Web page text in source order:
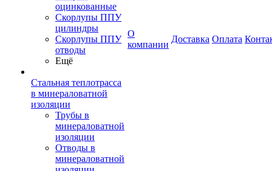
оцинкованные
Скорлупы ППУ
цилиндры
Скорлупы ППУ
отводы
Ещё
Стальная теплотрасса
в минераловатной
изоляции
Трубы в
минераловатной
изоляции
Отводы в
минераловатной
О
компании
Доставка Оплата